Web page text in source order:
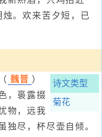
。欢来苦夕短，已
诗文类型
菊花
（ 魏晋 ）
裛露掇
物，远我
独尽，杯尽壶自倾。